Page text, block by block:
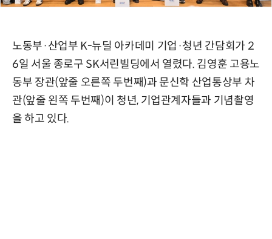
노동부·산업부 K-뉴딜 아카데미 기업·청년 간담회가 2
6일 서울 종로구 SK서린빌딩에서 열렸다. 김영훈 고용노
동부 장관(앞줄 오른쪽 두번째)과 문신학 산업통상부 차
관(앞줄 왼쪽 두번째)이 청년, 기업관계자들과 기념촬영
을 하고 있다.